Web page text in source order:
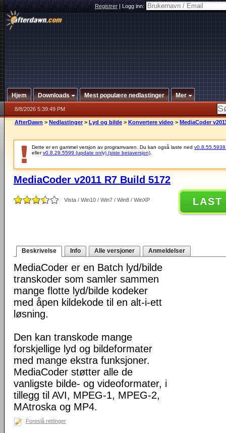
Registrer|Logg inn:
Hjem Downloads Mest populære nedlastinger Mer
8/8/2026 5:39:49 PM
AfterDawn > Nedlastinger > Lyd og bilde > Konvertere video > MediaCoder
Dette er en gammel versjon av programvaren. Du kan også laste ned v0.8.55.5938
ellerv0.8.29.5599 (update only) (siste betaversjon)
MediaCoder v2011 R7 Build 5172
Vista / Win10 / Win7 / Win8 / WinXP LAST
Beskrivelse Info Alle versjoner Anmeldelser
MediaCoder er en Batch lyd/bilde
transkoder som samler sammen
mange flotte lyd/bilde kodeker
med åpen kildekode til en alt-i-ett
løsning.
Den kan transkode mange
forskjellige lyd og bildeformater
med mange ekstra funksjoner.
MediaCoder støtter alle de
vanligste bilde- og videoformater, i
tillegg til AVI, MPEG-1, MPEG-2,
MAtroska og MP4.
Foreslå rettinger